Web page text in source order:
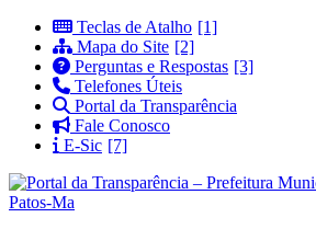
Teclas de Atalho
Mapa do Site
Perguntas e Respostas
Telefones Úteis
Portal da Transparência
Fale Conosco
E-Sic